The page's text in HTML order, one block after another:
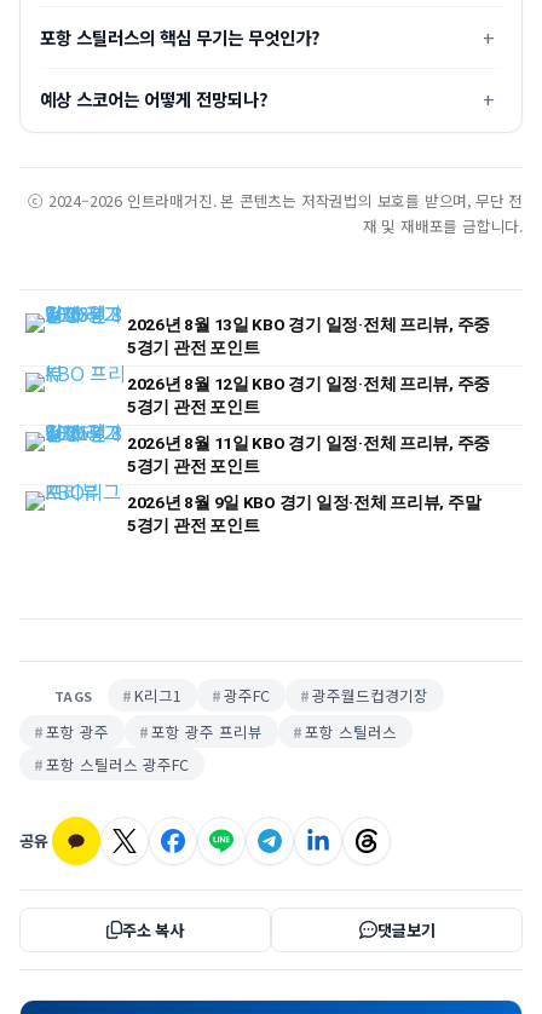
포항 스틸러스의 핵심 무기는 무엇인가?
예상 스코어는 어떻게 전망되나?
ⓒ 2024–2026 인트라매거진. 본 콘텐츠는 저작권법의 보호를 받으며, 무단 전
재 및 재배포를 금합니다.
2026년 8월 13일 KBO 경기 일정·전체 프리뷰, 주중
5경기 관전 포인트
2026년 8월 12일 KBO 경기 일정·전체 프리뷰, 주중
5경기 관전 포인트
2026년 8월 11일 KBO 경기 일정·전체 프리뷰, 주중
5경기 관전 포인트
2026년 8월 9일 KBO 경기 일정·전체 프리뷰, 주말
5경기 관전 포인트
TAGS K리그1 광주FC
광주월드컵경기장
포항 광주
포항 광주 프리뷰
포항 스틸러스
포항 스틸러스 광주FC
공유
주소 복사 댓글보기